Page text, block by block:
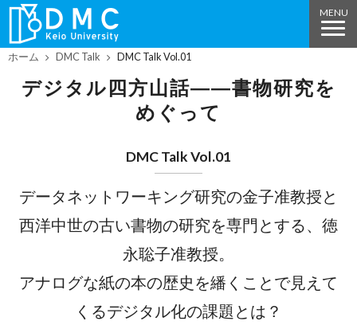
ホーム DMC Talk DMC Talk Vol.01
デジタル四方山話――書物研究を
めぐって
DMC Talk Vol.01
データネットワーキング研究の金子准教授と
西洋中世の古い書物の研究を専門とする、徳
永聡子准教授。
アナログな紙の本の歴史を繙くことで見えて
くるデジタル化の課題とは？